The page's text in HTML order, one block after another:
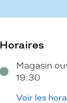
Horaires
Magasin
19:30
Voir les